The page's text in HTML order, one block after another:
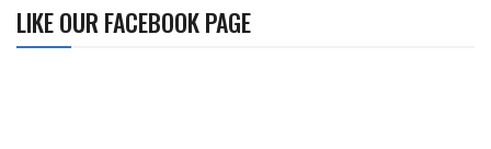
LIKE OUR FACEBOOK PAGE